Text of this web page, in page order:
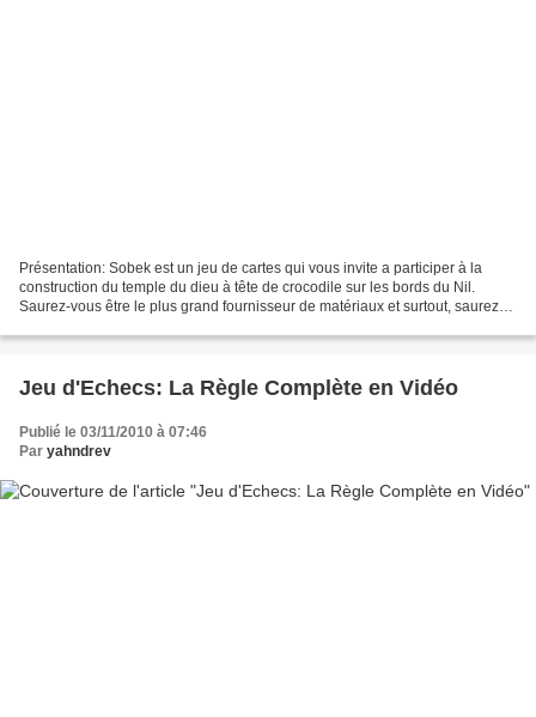
Présentation: Sobek est un jeu de cartes qui vous invite a participer à la
construction du temple du dieu à tête de crocodile sur les bords du Nil.
Saurez-vous être le plus grand fournisseur de matériaux et surtout, saurez-
Jeu d'Echecs: La Règle Complète en Vidéo
Publié le 03/11/2010 à 07:46
Par yahndrev